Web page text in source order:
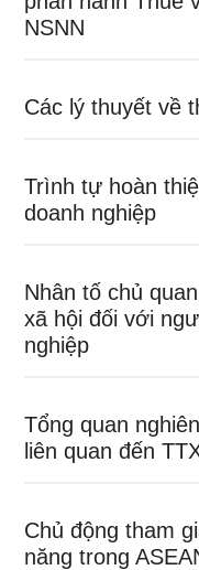
NSNN
Các lý thuyết về
Trình tự hoàn
doanh nghiệp
Nhân tố chủ
xã hội đối với
nghiệp
Tổng quan
liên quan đến
Chủ động tham
năng trong